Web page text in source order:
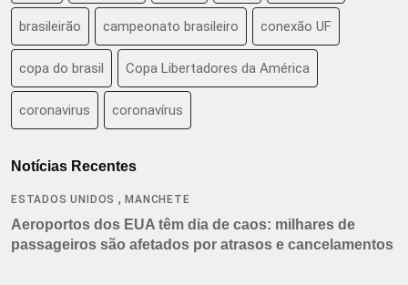
brasileirão campeonato brasileiro conexão UF
copa do brasil Copa Libertadores da América
coronavirus coronavírus
Notícias Recentes
ESTADOS UNIDOS ,MANCHETE
Aeroportos dos EUA têm dia de caos: milhares de
passageiros são afetados por atrasos e cancelamentos